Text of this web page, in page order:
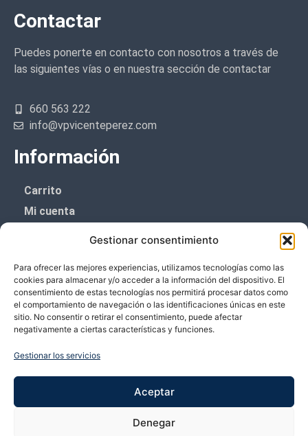
Gestionar consentimiento
Para ofrecer las mejores experiencias, utilizamos tecnologías como las
cookies para almacenar y/o acceder a la información del dispositivo. El
consentimiento de estas tecnologías nos permitirá procesar datos como
el comportamiento de navegación o las identificaciones únicas en este
sitio. No consentir o retirar el consentimiento, puede afectar
negativamente a ciertas características y funciones.
Gestionar los servicios
Aceptar
Denegar
Contactar
Puedes ponerte en contacto con nosotros a través de
las siguientes vías o en nuestra sección de contactar
660 563 222
info@vpvicenteperez.com
Información
Carrito
Mi cuenta
Política de cookies (UE)
Boletín de noticias
¡¡Suscríbete y prometemos no dar mucho el
Te enviaremos sólo cosas importantes.